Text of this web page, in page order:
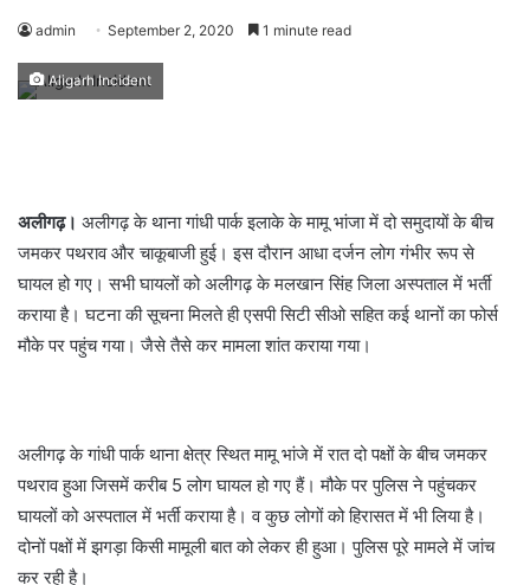
admin September 2, 2020 1 minute read
Aligarh Incident
अलीगढ़। अलीगढ़ के थाना गांधी पार्क इलाके के मामू भांजा में दो समुदायों के बीच
जमकर पथराव और चाकूबाजी हुई। इस दौरान आधा दर्जन लोग गंभीर रूप से
घायल हो गए। सभी घायलों को अलीगढ़ के मलखान सिंह जिला अस्पताल में भर्ती
कराया है। घटना की सूचना मिलते ही एसपी सिटी सीओ सहित कई थानों का फोर्स
मौके पर पहुंच गया। जैसे तैसे कर मामला शांत कराया गया।
अलीगढ़ के गांधी पार्क थाना क्षेत्र स्थित मामू भांजे में रात दो पक्षों के बीच जमकर
पथराव हुआ जिसमें करीब 5 लोग घायल हो गए हैं। मौके पर पुलिस ने पहुंचकर
घायलों को अस्पताल में भर्ती कराया है। व कुछ लोगों को हिरासत में भी लिया है।
दोनों पक्षों में झगड़ा किसी मामूली बात को लेकर ही हुआ। पुलिस पूरे मामले में जांच
कर रही है।